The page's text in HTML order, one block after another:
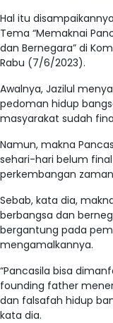
Hal itu
Tema “Memaknai
dan Bernegara” di
Rabu (7/6/2023).
Awalnya, Jazilul
pedoman hidup
masyarakat sudah
Namun, makna
sehari-hari belum
perkembangan
Sebab, kata dia,
berbangsa dan
bergantung pada
mengamalkannya.
“Pancasila bisa
founding father
dan falsafah hidup
kata dia.